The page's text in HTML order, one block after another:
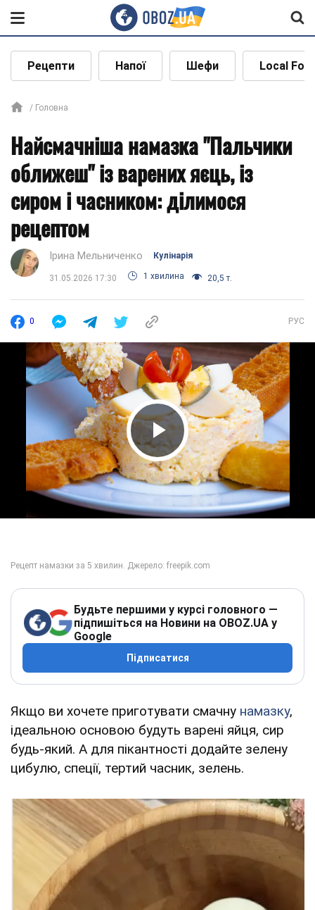
Рецепти Напої Шефи Local
Головна
Найсмачніша намазка "Пальчики
оближеш" із варених яєць, із
сиром і часником: ділимося
рецептом
Ірина Мельниченко Кулінарія
31.05.2026 17:30 1 хвилина 20,5 т.
0 РУС
Play Video
Будьте першими у курсі головного —
підпишіться на Новини на OBOZ.UA у
Google
Підписатися
Якщо ви хочете приготувати смачну намазку,
ідеальною основою будуть варені яйця, сир
будь-який. А для пікантності додайте зелену
цибулю, спеції, тертий часник, зелень.